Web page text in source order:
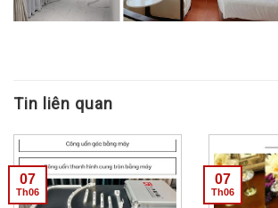
Tin liên quan
07
Th06
07
Th06